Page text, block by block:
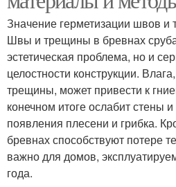
Значение герметизации швов и
Швы и трещины в бревнах
эстетическая проблема, но и
целостности конструкции.
трещины, может привести к
конечном итоге ослабит стены
появления плесени и грибка.
бревнах способствуют потере
важно для домов,
года.